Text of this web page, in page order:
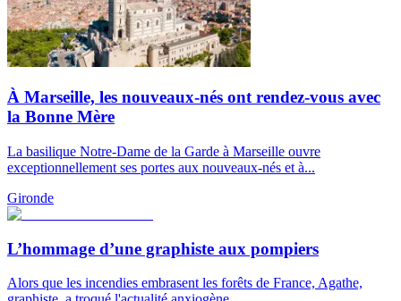
À Marseille, les nouveaux-nés ont rendez-vous avec
la Bonne Mère
La basilique Notre-Dame de la Garde à Marseille ouvre
exceptionnellement ses portes aux nouveaux-nés et à...
Gironde
L’hommage d’une graphiste aux pompiers
Alors que les incendies embrasent les forêts de France, Agathe,